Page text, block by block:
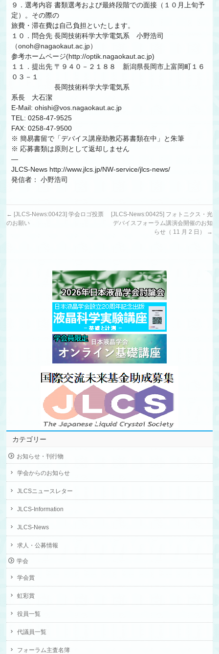
９．選考内容 書類選考および最終段階での面接（１０月上旬予
定）。その際の
旅費・滞在費は自己負担といたします。
１０．問合先 長岡技術科学大学電気系 小野浩司
（onoh@nagaokaut.ac.jp）
参考ホームページ(http://optik.nagaokaut.ac.jp)
１１．提出先 〒９４０－２１８８ 新潟県長岡市上富岡町１６
０３－１
長岡技術科学大学電気系
系長 大石潔
E-Mail: ohishi@vos.nagaokaut.ac.jp
TEL: 0258-47-9525
FAX: 0258-47-9500
※ 簡易書留で「デバイス講座助教応募書類在中」と朱筆
※ 応募書類は原則として返却しません
—
JLCS-News http://www.jlcs.jp/NW-service/jlcs-news/
発信者： 小野浩司
← [JLCS-News:00423] 学会ロゴ投票
のお願い
[JLCS-News:00425] フォトニクス・光
デバイスフォーラム講演会開催のお知
らせ（ 11 月 2 日）
→
カテゴリー
お知らせ・刊行物
学会からのお知らせ
JLCSニュースレター
JLCS-Information
JLCS-News
求人・公募情報
学会
学会賞
虹彩賞
役員一覧
代議員一覧
フォーラム主査名簿